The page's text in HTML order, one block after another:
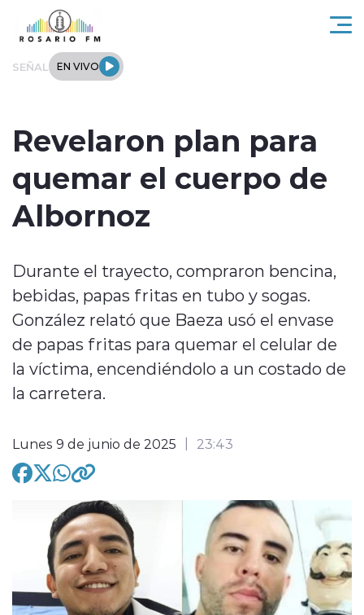
Click acá para ir directamente al contenido
SEÑAL EN VIVO
Internacional
Deportes
Entrevistas
Revelaron plan para
quemar el cuerpo de
Albornoz
Durante el trayecto, compraron bencina,
bebidas, papas fritas en tubo y sogas.
González relató que Baeza usó el envase
de papas fritas para quemar el celular de
la víctima, encendiéndolo a un costado de
la carretera.
Lunes 9 de junio de 2025 23:43